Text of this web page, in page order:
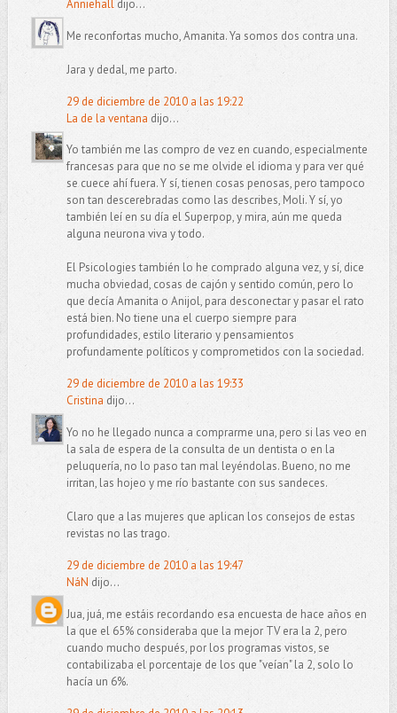
Anniehalldijo...
Me reconfortas mucho, Amanita. Ya somos dos contra una.
Jara y dedal, me parto.
29 de diciembre de 2010 a las 19:22
La de la ventana dijo...
Yo también me las compro de vez en cuando, especialmente
francesas para que no se me olvide el idioma y para ver qué
se cuece ahí fuera. Y sí, tienen cosas penosas, pero tampoco
son tan descerebradas como las describes, Moli. Y sí, yo
también leí en su día el Superpop, y mira, aún me queda
alguna neurona viva y todo.
El Psicologies también lo he comprado alguna vez, y sí, dice
mucha obviedad, cosas de cajón y sentido común, pero lo
que decía Amanita o Anijol, para desconectar y pasar el rato
está bien. No tiene una el cuerpo siempre para
profundidades, estilo literario y pensamientos
profundamente políticos y comprometidos con la sociedad.
29 de diciembre de 2010 a las 19:33
Cristina dijo...
Yo no he llegado nunca a comprarme una, pero si las veo en
la sala de espera de la consulta de un dentista o en la
peluquería, no lo paso tan mal leyéndolas. Bueno, no me
irritan, las hojeo y me río bastante con sus sandeces.
Claro que a las mujeres que aplican los consejos de estas
revistas no las trago.
29 de diciembre de 2010 a las 19:47
NáN dijo...
Jua, juá, me estáis recordando esa encuesta de hace años en
la que el 65% consideraba que la mejor TV era la 2, pero
cuando mucho después, por los programas vistos, se
contabilizaba el porcentaje de los que "veían" la 2, solo lo
hacía un 6%.